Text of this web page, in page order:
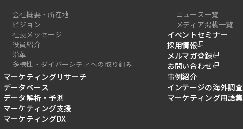
会社概要・所在地
ビジョン
社長メッセージ
役員紹介
沿革
多様性・ダイバーシティへの取り組み
ニュース一覧
メディア掲載一覧
イベントセミナー
採用情報
メルマガ登録
お問い合わせ
マーケティングリサーチ
データベース
データ解析・予測
マーケティング支援
マーケティングDX
事例紹介
インテージの海外調査
マーケティング用語集